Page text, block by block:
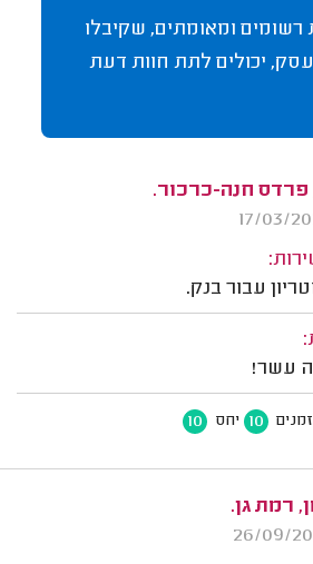
רשומים ומאומתים, שקיבלו
יכולים לתת חוות דעת
פרדס חנה-כרכור.
עבור בנק.
עשר!
זמנים 10 יחס 10
רמת גן.